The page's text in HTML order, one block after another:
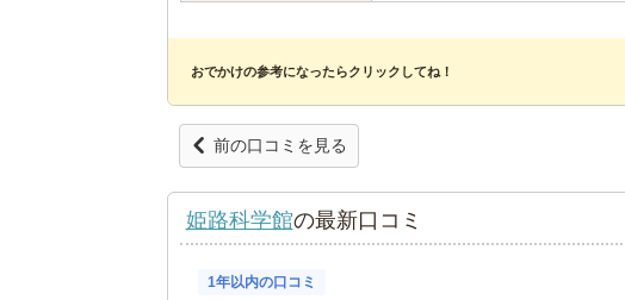
おでかけの参考になったらクリックしてね！
前の口コミを見る
姫路科学館の最新口コミ
1年以内の口コミ